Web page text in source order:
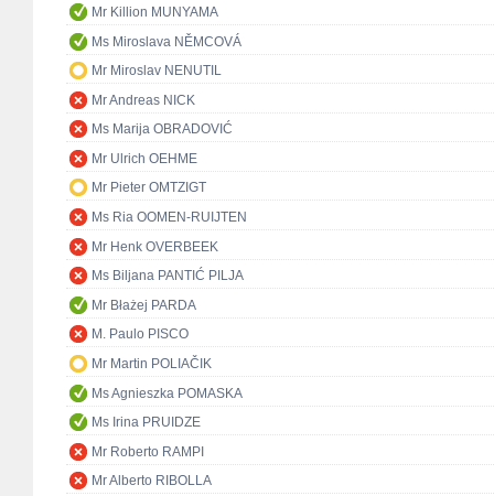
Mr Killion MUNYAMA
Ms Miroslava NĚMCOVÁ
Mr Miroslav NENUTIL
Mr Andreas NICK
Ms Marija OBRADOVIĆ
Mr Ulrich OEHME
Mr Pieter OMTZIGT
Ms Ria OOMEN-RUIJTEN
Mr Henk OVERBEEK
Ms Biljana PANTIĆ PILJA
Mr Błażej PARDA
M. Paulo PISCO
Mr Martin POLIAČIK
Ms Agnieszka POMASKA
Ms Irina PRUIDZE
Mr Roberto RAMPI
Mr Alberto RIBOLLA